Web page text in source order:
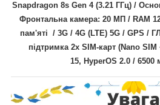
Snapdragon 8s Gen 4(3.21 ГГц) /
Фронтальна камера: 20 МП / RAM
пам'яті / 3G / 4G (LTE) 5G / GPS /
підтримка 2х SIM-карт (Nano
15, HyperOS 2.0/ 6500